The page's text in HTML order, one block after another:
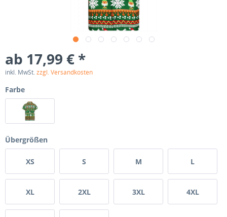
ab 17,99 € *
inkl. MwSt.zzgl. Versandkosten
Farbe
Übergrößen
XS S M L
XL 2XL 3XL 4XL